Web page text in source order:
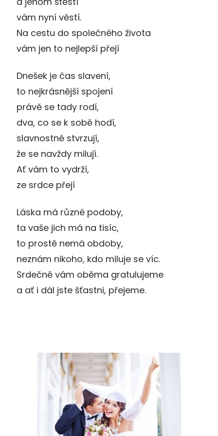
vám nyní věstí.
Na cestu do společného života
vám jen to nejlepší přejí
Dnešek je čas slavení,
to nejkrásnější spojení
právě se tady rodí,
dva, co se k sobě hodí,
slavnostně stvrzují,
že se navždy milují.
Ať vám to vydrží,
ze srdce přejí
Láska má různé podoby,
ta vaše jich má na tisíc,
to prostě nemá obdoby,
neznám nikoho, kdo miluje se víc.
Srdečně vám oběma gratulujeme
a ať i dál jste šťastni, přejeme.